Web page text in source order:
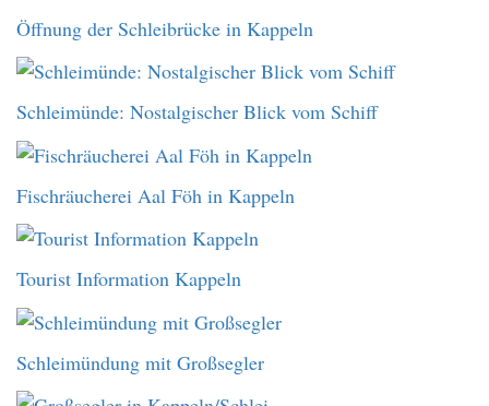
Öffnung der Schleibrücke in Kappeln
Schleimünde: Nostalgischer Blick vom Schiff
Fischräucherei Aal Föh in Kappeln
Tourist Information Kappeln
Schleimündung mit Großsegler